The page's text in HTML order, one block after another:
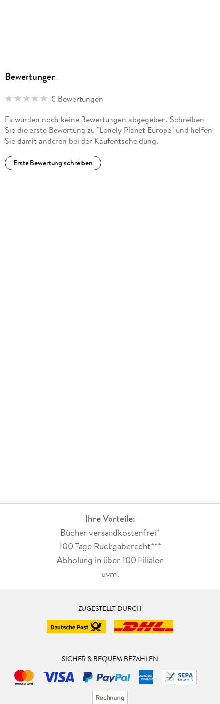
Bewertungen
0 Bewertungen
Es wurden noch keine Bewertungen abgegeben. Schreiben
Sie die erste Bewertung zu "Lonely Planet Europe" und helfen
Sie damit anderen bei der Kaufentscheidung.
Erste Bewertung schreiben
Ihre Vorteile:
Bücher versandkostenfrei*
100 Tage Rückgaberecht***
Abholung in über 100 Filialen
uvm.
ZUGESTELLT DURCH
SICHER & BEQUEM BEZAHLEN